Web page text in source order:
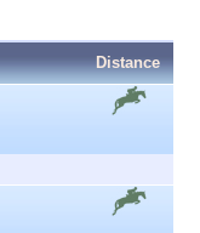
Distance